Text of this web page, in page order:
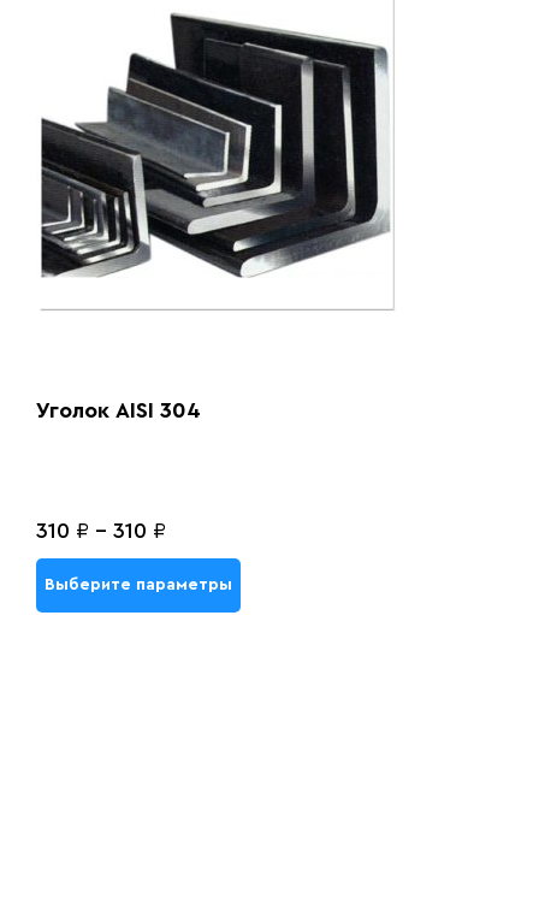
Уголок AISI 304
310 ₽ - 310 ₽
Выберите параметры